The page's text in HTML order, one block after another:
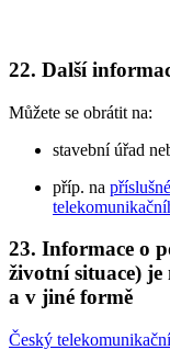
22. Další
Můžete se obrátit na:
stavební úřad
příp. na
23. Informace o
životní situace)
a v jiné formě
Český